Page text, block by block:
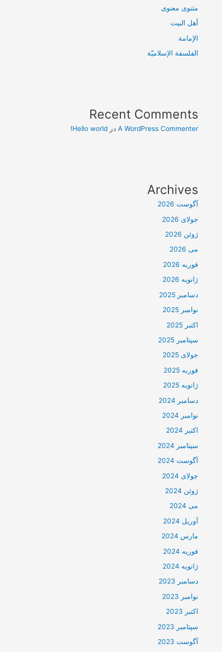
مثنوی معنوی
أهل البيت
الإمامة
الفلسفة الإسلاميّة
Recent Comments
A WordPress Commenter درHello world!
Archives
آگوست 2026
جولای 2026
ژوئن 2026
می 2026
فوریه 2026
ژانویه 2026
دسامبر 2025
نوامبر 2025
اکتبر 2025
سپتامبر 2025
جولای 2025
فوریه 2025
ژانویه 2025
دسامبر 2024
نوامبر 2024
اکتبر 2024
سپتامبر 2024
آگوست 2024
جولای 2024
ژوئن 2024
می 2024
آوریل 2024
مارس 2024
فوریه 2024
ژانویه 2024
دسامبر 2023
نوامبر 2023
اکتبر 2023
سپتامبر 2023
آگوست 2023